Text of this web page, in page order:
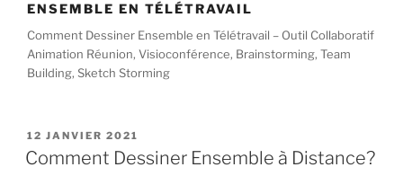
ENSEMBLE EN TÉLÉTRAVAIL
Comment Dessiner Ensemble en Télétravail – Outil Collaboratif
Animation Réunion, Visioconférence, Brainstorming, Team
Building, Sketch Storming
PUBLIÉ
LE
12 JANVIER 2021
Comment Dessiner Ensemble à Distance?